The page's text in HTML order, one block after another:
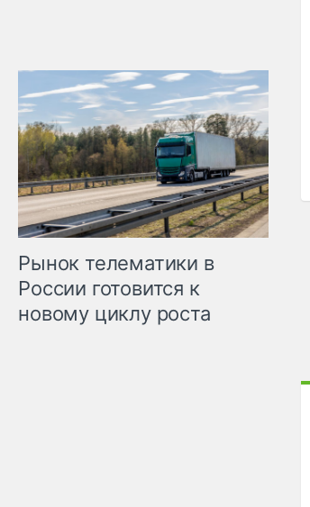
Рынок телематики в
России готовится к
новому циклу роста